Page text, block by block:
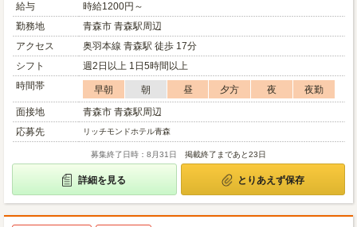
給与
時給1200円～
勤務地
青森市 青森駅周辺
アクセス
奥羽本線 青森駅 徒歩 17分
シフト
週2日以上 1日5時間以上
時間帯
早朝 朝 昼 夕方 夜
夜勤
面接地
青森市 青森駅周辺
応募先
リッチモンドホテル青森
募集終了日時：8月31日 掲載終了まであと23日
詳細を見る とりあえず保存